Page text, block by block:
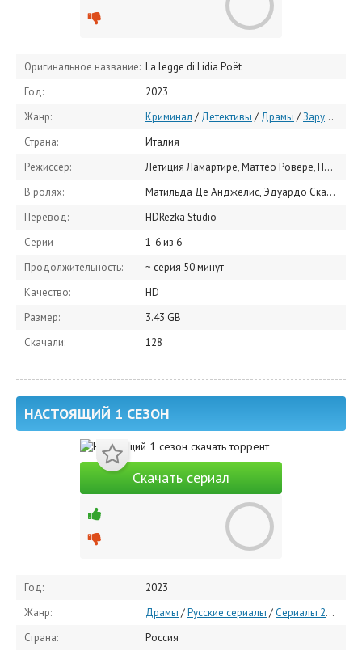
Оригинальное название: La legge di Lidia Poët
Год:
2023
Жанр:
Криминал / Детективы / Драмы /Зарубежные сериалы
Страна:
Италия
Режиссер:
Летиция Ламартире, Маттео Ровере, Пиппо Маццапеза
В ролях:
Матильда Де Анджелис, Эдуардо Скарпетта, Pier Luigi Pasino, Сара Ладзаро, Sinéad Thornhill, Алессия Спинелли, Дарио Аита, Джанмарко Саурино, Aldo Ottobrino, Себастьяно Фумагалли
Перевод:
HDRezka Studio
Серии
1-6 из 6
Продолжительность:
~ серия 50 минут
Качество:
HD
Размер:
3.43 GB
Скачали:
128
НАСТОЯЩИЙ 1 СЕЗОН
Скачать сериал
Год:
2023
Жанр:
Драмы /Русские сериалы / Сериалы 2023
Страна:
Россия